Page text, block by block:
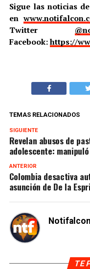
Sigue las noticias
en
Twitter
Facebook:https://
TEMAS RELACIONADOS
SIGUIENTE
Revelan abusos de
adolescente:
ANTERIOR
Colombia desactiva
asunción de De la
Notifalcon
TE